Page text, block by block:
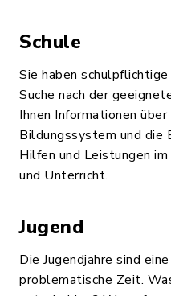
Schule
Sie haben
Suche nach der
Ihnen Informationen
Bildungssystem und die
Hilfen und Leistungen
und Unterricht.
Jugend
Die Jugendjahre sind
problematische Zeit.